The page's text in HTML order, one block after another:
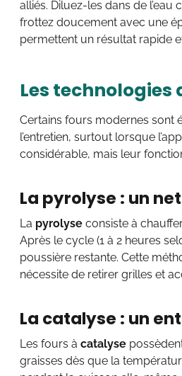
alliés. Diluez-les dans de
frottez doucement avec une
permettent un résultat rapide
Les
Certains fours modernes sont
l’entretien, surtout lorsque
considérable, mais leur
La pyrolyse : un
La pyrolyse consiste à
Après le cycle (1 à 2 heures
poussière restante. Cette
nécessite de retirer grilles et
La catalyse : un
Les fours à catalyse
graisses dès que la